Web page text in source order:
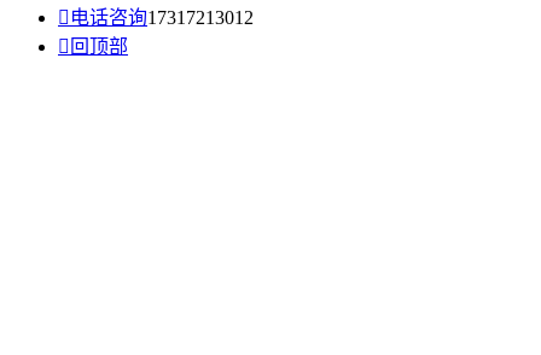
 电话咨询17317213012
 回顶部